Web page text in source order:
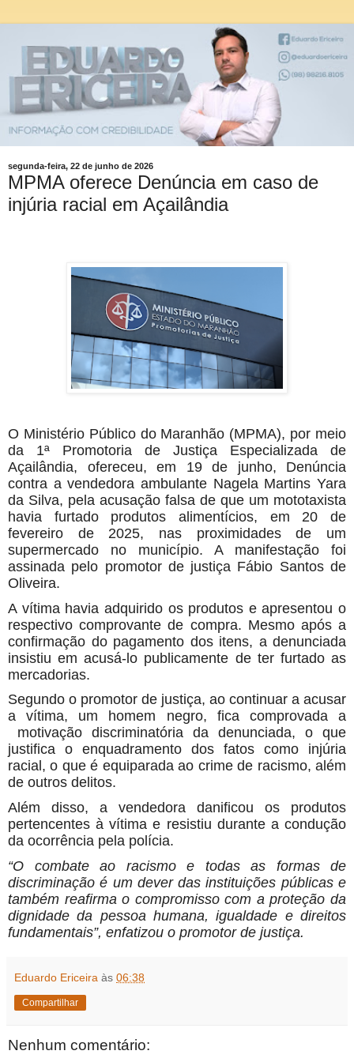
segunda-feira, 22 de junho de 2026
MPMA oferece Denúncia em caso de
injúria racial em Açailândia
O Ministério Público do Maranhão (MPMA), por meio
da 1ª Promotoria de Justiça Especializada de
Açailândia, ofereceu, em 19 de junho, Denúncia
contra a vendedora ambulante Nagela Martins Yara
da Silva, pela acusação falsa de que um mototaxista
havia furtado produtos alimentícios, em 20 de
fevereiro de 2025, nas proximidades de um
supermercado no município. A manifestação foi
assinada pelo promotor de justiça Fábio Santos de
Oliveira.
A vítima havia adquirido os produtos e apresentou o
respectivo comprovante de compra. Mesmo após a
confirmação do pagamento dos itens, a denunciada
insistiu em acusá-lo publicamente de ter furtado as
mercadorias.
Segundo o promotor de justiça, ao continuar a acusar
a vítima, um homem negro, fica comprovada a
motivação discriminatória da denunciada, o que
justifica o enquadramento dos fatos como injúria
racial, o que é equiparada ao crime de racismo, além
de outros delitos.
Além disso, a vendedora danificou os produtos
pertencentes à vítima e resistiu durante a condução
da ocorrência pela polícia.
“O combate ao racismo e todas as formas de
discriminação é um dever das instituições públicas e
também reafirma o compromisso com a proteção da
dignidade da pessoa humana, igualdade e direitos
fundamentais”, enfatizou o promotor de justiça.
Eduardo Ericeira às 06:38
Compartilhar
Nenhum comentário: